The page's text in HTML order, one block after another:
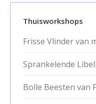
Thuisworkshops
Frisse Vlinder van
Sprankelende
Bolle Beesten van